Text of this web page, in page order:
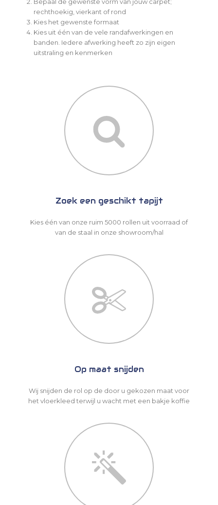
rechthoekig, vierkant of rond
Kies het gewenste formaat
Kies uit één van de vele randafwerkingen en
banden. Iedere afwerking heeft zo zijn eigen
uitstraling en kenmerken
Zoek een geschikt tapijt
Kies één van onze ruim 5000 rollen uit voorraad of
van de staal in onze showroom/hal
Op maat snijden
Wij snijden de rol op de door u gekozen maat voor
het vloerkleed terwijl u wacht met een bakje koffie